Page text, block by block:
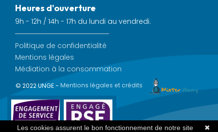
Heures d'ouverture
9h - 12h / 14h - 17h du lundi au vendredi.
Politique de confidentialité
Mentions légales
Médiation à la consommation
© 2022 UNGE - Mentions légales et crédits
✖
Les cookies assurent le bon fonctionnement de notre site